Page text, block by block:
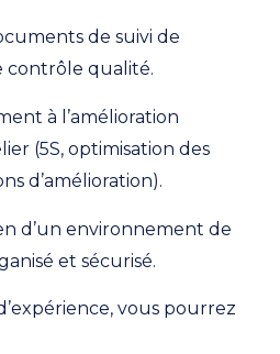
de suivi de
contrôle qualité.
à l’amélioration
(5S, optimisation des
d’amélioration).
d’un environnement de
et sécurisé.
vous pourrez